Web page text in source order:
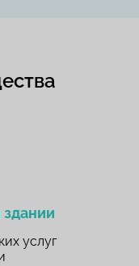
здании
услуг